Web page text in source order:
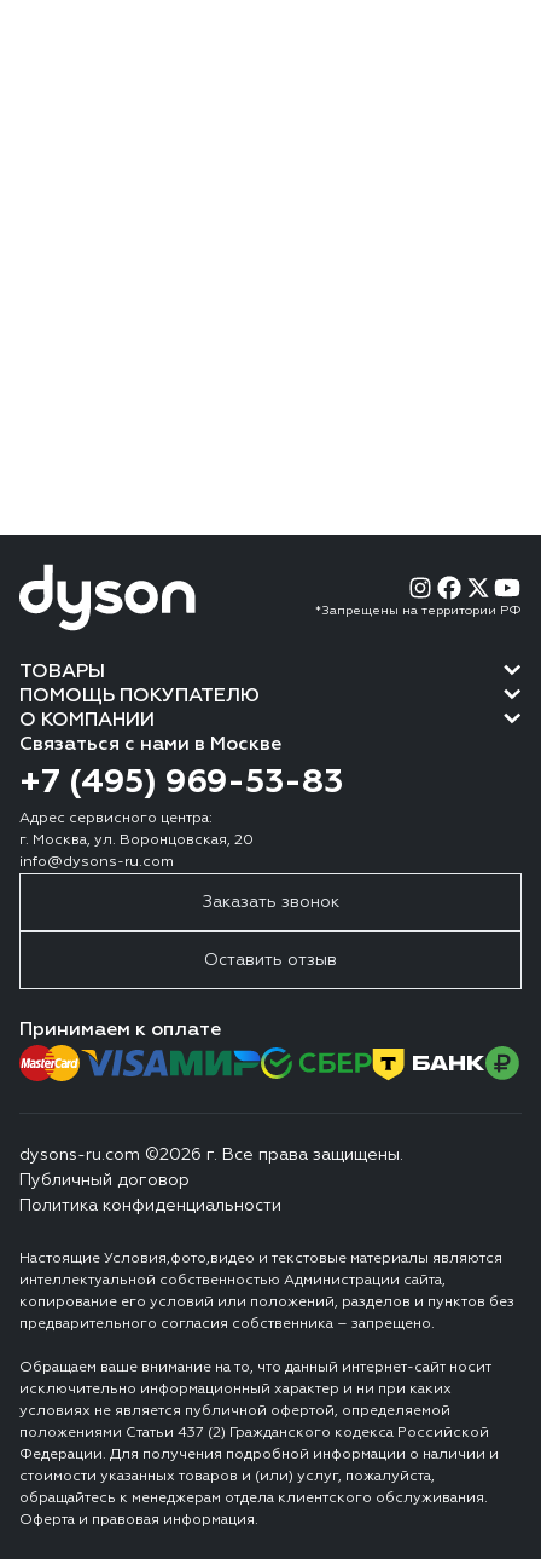
*Запрещены на территории РФ
ТОВАРЫ
ПОМОЩЬ ПОКУПАТЕЛЮ
О КОМПАНИИ
Связаться с нами в Москве
+7 (495) 969-53-83
Адрес сервисного центра:
г. Москва, ул. Воронцовская, 20
info@dysons-ru.com
Заказать звонок
Оставить отзыв
Принимаем к оплате
dysons-ru.com ©2026 г. Все права защищены.
Публичный договор
Политика конфиденциальности
Настоящие Условия,фото,видео и текстовые материалы являются
интеллектуальной собственностью Администрации сайта,
копирование его условий или положений, разделов и пунктов без
предварительного согласия собственника – запрещено.
Обращаем ваше внимание на то, что данный интернет-сайт носит
исключительно информационный характер и ни при каких
условиях не является публичной офертой, определяемой
положениями Статьи 437 (2) Гражданского кодекса Российской
Федерации. Для получения подробной информации о наличии и
стоимости указанных товаров и (или) услуг, пожалуйста,
обращайтесь к менеджерам отдела клиентского обслуживания.
Оферта и правовая информация.